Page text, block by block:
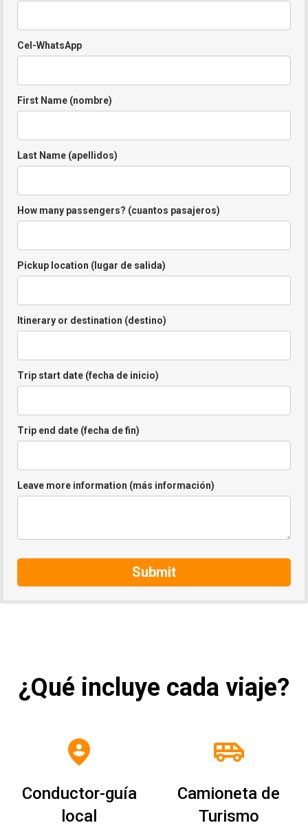
Cel-WhatsApp
First Name (nombre)
Last Name (apellidos)
How many passengers? (cuantos pasajeros)
Pickup location (lugar de salida)
Itinerary or destination (destino)
Trip start date (fecha de inicio)
Trip end date (fecha de fin)
Leave more information (más información)
Submit
¿Qué incluye cada viaje?
Conductor-guía
local
Camioneta de
Turismo